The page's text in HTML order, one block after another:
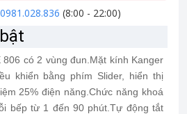
0981.028.836 (8:00 - 22:00)
806 có 2 vùng đun.Mặt kính Kanger
khiển bằng phím Slider, hiển thị
25% điện năng.Chức năng khoá
bếp từ 1 đến 90 phút.Tự động tắt